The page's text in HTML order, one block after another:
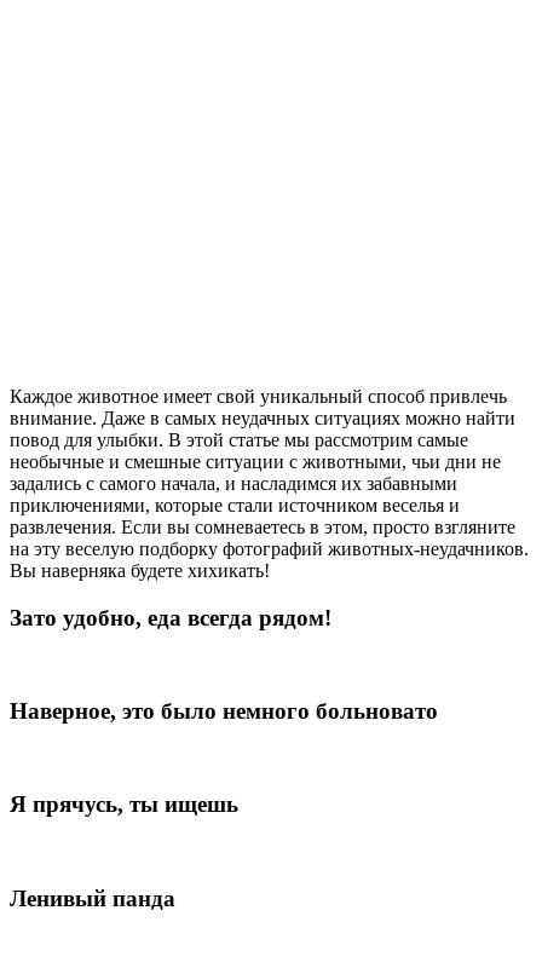
Каждое животное имеет свой уникальный способ привлечь
внимание. Даже в самых неудачных ситуациях можно найти
повод для улыбки. В этой статье мы рассмотрим самые
необычные и смешные ситуации с животными, чьи дни не
задались с самого начала, и насладимся их забавными
приключениями, которые стали источником веселья и
развлечения. Если вы сомневаетесь в этом, просто взгляните
на эту веселую подборку фотографий животных-неудачников.
Вы наверняка будете хихикать!
Зато удобно, еда всегда рядом!
Наверное, это было немного больновато
Я прячусь, ты ищешь
Ленивый панда